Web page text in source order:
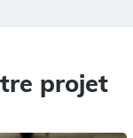
projet